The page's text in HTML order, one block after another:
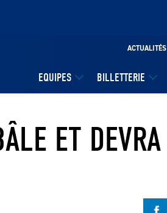
EQUIPES BILLETTERIE
ACTUALITÉS
ET DEVRA